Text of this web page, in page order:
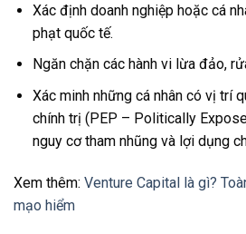
Xác định doanh nghiệp hoặc cá
phạt quốc tế.
Ngăn chặn các hành vi lừa đảo,
Xác minh những cá nhân có vị trí
chính trị (PEP – Politically
nguy cơ tham nhũng và lợi dụng
Xem thêm: Venture Capital là gì?
mạo hiểm